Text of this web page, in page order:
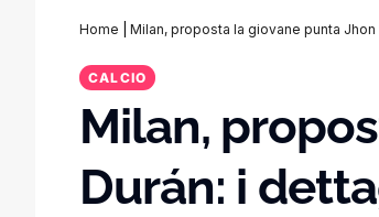
Home Milan, proposta la giovane punta Jhon
CALCIO
Milan,
Durán: i